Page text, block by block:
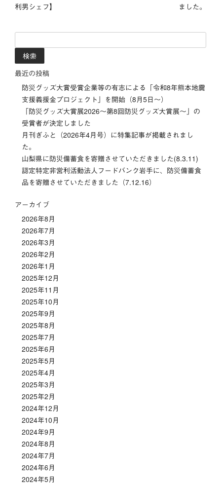
ナ
ビ
ゲ
ー
シ
ョ
ン
利男シェフ】
ました。
索:
最近の投稿
防災グッズ大賞受賞企業等の有志による「令和8年熊本地震
支援義援金プロジェクト」を開始（8月5日～）
「防災グッズ⼤賞展2026〜第8回防災グッズ⼤賞展〜」の
受賞者が決定しました
月刊ぎふと（2026年4月号）に特集記事が掲載されまし
た。
山梨県に防災備蓄食を寄贈させていただきました(8.3.11)
認定特定非営利活動法人フードバンク岩手に、防災備蓄食
品を寄贈させていただきました（7.12.16）
アーカイブ
2026年8月
2026年7月
2026年3月
2026年2月
2026年1月
2025年12月
2025年11月
2025年10月
2025年9月
2025年8月
2025年7月
2025年6月
2025年5月
2025年4月
2025年3月
2025年2月
2024年12月
2024年10月
2024年9月
2024年8月
2024年7月
2024年6月
2024年5月